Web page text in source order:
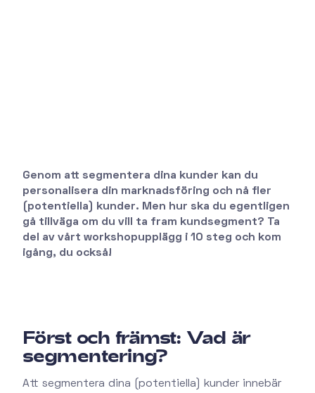
Genom att segmentera dina kunder kan du
personalisera din marknadsföring och nå fler
(potentiella) kunder. Men hur ska du egentligen
gå tillväga om du vill ta fram kundsegment? Ta
del av vårt workshopupplägg i 10 steg och kom
igång, du också!
Först och främst: Vad är
segmentering?
Att segmentera dina (potentiella) kunder innebär